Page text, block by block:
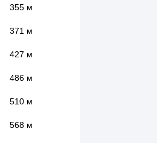
355 м
371 м
427 м
486 м
510 м
568 м